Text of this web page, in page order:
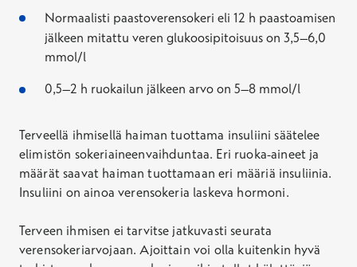
Normaalisti paastoverensokeri eli 12 h paastoamisen
jälkeen mitattu veren glukoosipitoisuus on 3,5–6,0
mmol/l
0,5–2 h ruokailun jälkeen arvo on 5–8 mmol/l
Terveellä ihmisellä haiman tuottama insuliini säätelee
elimistön sokeriaineenvaihduntaa. Eri ruoka-aineet ja
määrät saavat haiman tuottamaan eri määriä insuliinia.
Insuliini on ainoa verensokeria laskeva hormoni.
Terveen ihmisen ei tarvitse jatkuvasti seurata
verensokeriarvojaan. Ajoittain voi olla kuitenkin hyvä